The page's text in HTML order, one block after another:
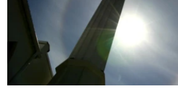
Русский
Українською
QOŞULIÑIZ!